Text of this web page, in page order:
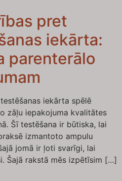
pret
iekārta:
parenterālo
iekārta spēlē
zāļu iepakojuma kvalitātes
Šī testēšana ir būtiska, lai
izmantoto ampulu
jomā ir ļoti svarīgi, lai
Šajā rakstā mēs izpētīsim […]